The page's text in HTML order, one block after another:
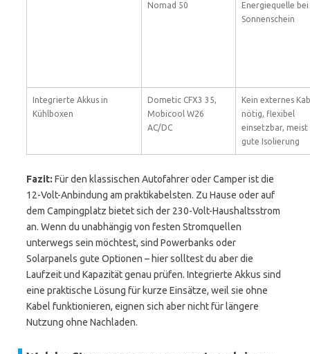
Nomad 50
Energiequelle bei
Sonnenschein
Integrierte Akkus in
Kühlboxen
Dometic CFX3 35,
Mobicool W26
AC/DC
Kein externes
nötig, flexibel
einsetzbar, meist
gute Isolierung
Fazit: Für den klassischen Autofahrer oder Camper ist die
12-Volt-Anbindung am praktikabelsten. Zu Hause oder auf
dem Campingplatz bietet sich der 230-Volt-Haushaltsstrom
an. Wenn du unabhängig von festen Stromquellen
unterwegs sein möchtest, sind Powerbanks oder
Solarpanels gute Optionen – hier solltest du aber die
Laufzeit und Kapazität genau prüfen. Integrierte Akkus sind
eine praktische Lösung für kurze Einsätze, weil sie ohne
Kabel funktionieren, eignen sich aber nicht für längere
Nutzung ohne Nachladen.